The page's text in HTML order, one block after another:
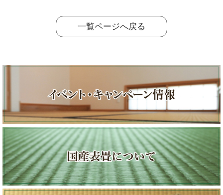
一覧ページへ戻る